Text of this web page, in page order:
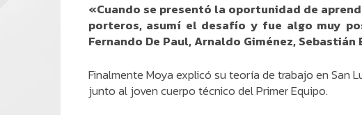
«Cuando se presentó la oportunidad de
porteros, asumí el desafío y fue algo muy
Fernando De Paul, Arnaldo Giménez,
Finalmente Moya explicó su teoría de trabajo en San
junto al joven cuerpo técnico del Primer Equipo.